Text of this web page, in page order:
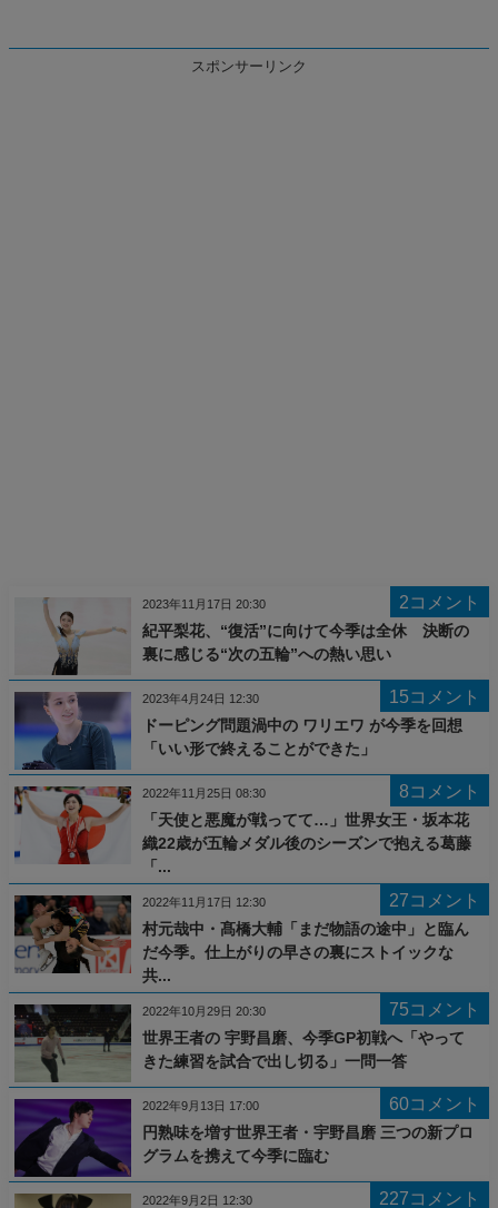
スポンサーリンク
2コメント
紀平梨花、“復活”に向けて今季は全休 決断の
裏に感じる“次の五輪”への熱い思い
2023年11月17日 20:30
15コメント
ドーピング問題渦中の ワリエワ が今季を回想
「いい形で終えることができた」
2023年4月24日 12:30
8コメント
「天使と悪魔が戦ってて…」世界女王・坂本花
織22歳が五輪メダル後のシーズンで抱える葛藤
「...
2022年11月25日 08:30
27コメント
村元哉中・髙橋大輔「まだ物語の途中」と臨ん
だ今季。仕上がりの早さの裏にストイックな
共...
2022年11月17日 12:30
75コメント
世界王者の 宇野昌磨、今季GP初戦へ「やって
きた練習を試合で出し切る」一問一答
2022年10月29日 20:30
60コメント
円熟味を増す世界王者・宇野昌磨 三つの新プロ
グラムを携えて今季に臨む
2022年9月13日 17:00
227コメント
2022年9月2日 12:30